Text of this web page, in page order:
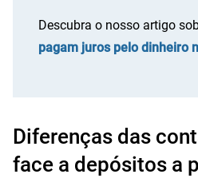
Descubra o nosso artigo
pagam juros pelo dinheiro
Diferenças das
face a depósitos a